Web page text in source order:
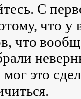
С
что у
что
это